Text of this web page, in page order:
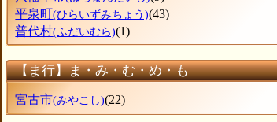
平泉町(ひらいずみちょう)(43)
普代村(ふだいむら)(1)
【ま行】ま・み・む・め・も
宮古市(みやこし)(22)